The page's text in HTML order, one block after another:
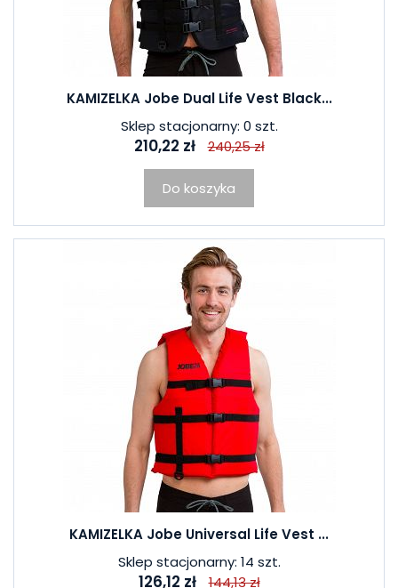
KAMIZELKA Jobe Dual Life Vest Black...
Sklep stacjonarny: 0 szt.
210,22 zł 240,25 zł
Do koszyka
KAMIZELKA Jobe Universal Life Vest ...
Sklep stacjonarny: 14 szt.
126,12 zł 144,13 zł